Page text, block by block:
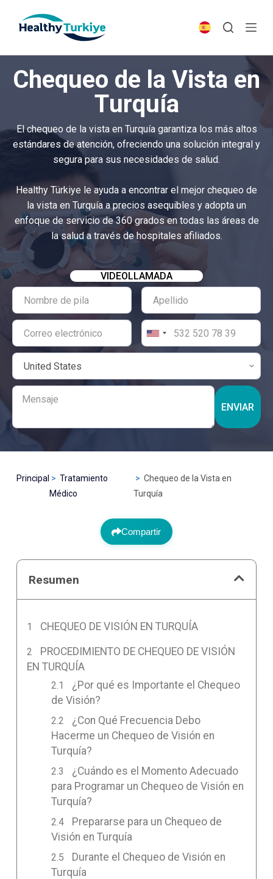
p
t
o
t
Chequeo de la Vista en
Turquía
El chequeo de la vista en Turquía garantiza los más altos
estándares de atención, ofreciendo una solución integral y
segura para sus necesidades de salud.
Healthy Türkiye le ayuda a encontrar el mejor chequeo de
la vista en Turquía a precios asequibles y adopta un
enfoque de servicio de 360 grados en todas las áreas de
la salud a través de hospitales afiliados.
VIDEOLLAMADA
ENVIAR
Principal
Tratamiento
Médico
Chequeo de la Vista en
Turquía
Compartir
Resumen
CHEQUEO DE VISIÓN EN TURQUÍA
PROCEDIMIENTO DE CHEQUEO DE VISIÓN
EN TURQUÍA
¿Por qué es Importante el Chequeo
de Visión?
¿Con Qué Frecuencia Debo
Hacerme un Chequeo de Visión en
Turquía?
¿Cuándo es el Momento Adecuado
para Programar un Chequeo de Visión en
Turquía?
Prepararse para un Chequeo de
Visión en Turquía
Durante el Chequeo de Visión en
Turquía